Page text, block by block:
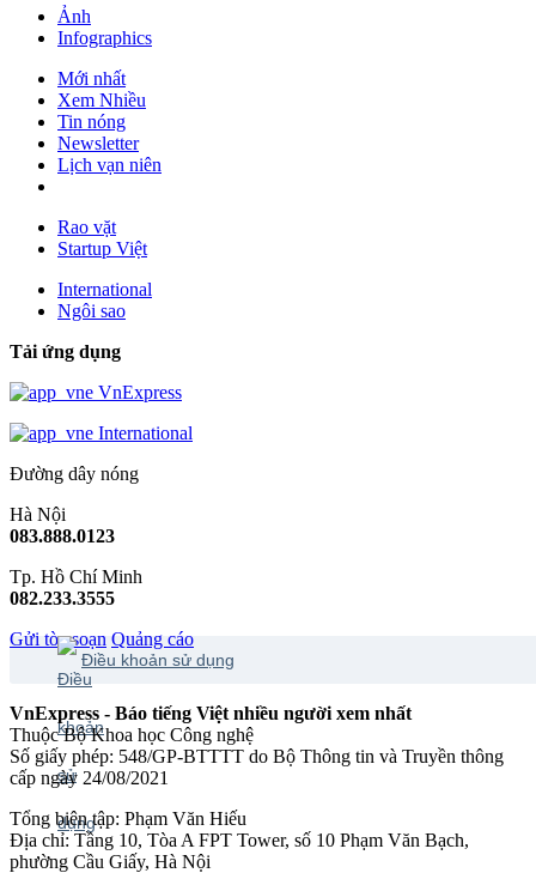
Ảnh
Infographics
Mới nhất
Xem Nhiều
Tin nóng
Newsletter
Lịch vạn niên
Rao vặt
Startup Việt
International
Ngôi sao
Tải ứng dụng
VnExpress
International
Đường dây nóng
Hà Nội
083.888.0123
Tp. Hồ Chí Minh
082.233.3555
Gửi tòa soạn Quảng cáo
Điều khoản sử dụng
VnExpress - Báo tiếng Việt nhiều người xem nhất
Thuộc Bộ Khoa học Công nghệ
Số giấy phép: 548/GP-BTTTT do Bộ Thông tin và Truyền thông
cấp ngày 24/08/2021
Tổng biên tập: Phạm Văn Hiếu
Địa chỉ: Tầng 10, Tòa A FPT Tower, số 10 Phạm Văn Bạch,
phường Cầu Giấy, Hà Nội